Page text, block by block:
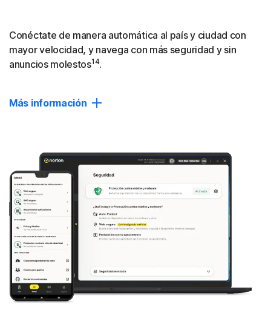
Conéctate de manera automática al país y ciudad con
mayor velocidad, y navega con más seguridad y sin
anuncios molestos14.
Más información
proporciona casi el doble de velocidad de carga y
descarga, y 2,5 veces más velocidad de transferencia de
datos.
* Basado en una prueba de los principales productos VPN
en el informe VPN Products Performance Benchmarks
realizado por PassMark Software.Leer aquí
Conexión automática
Activa automáticamente tu VPN siempre que te conectes
a una red pública para que tus datos se mantengan más